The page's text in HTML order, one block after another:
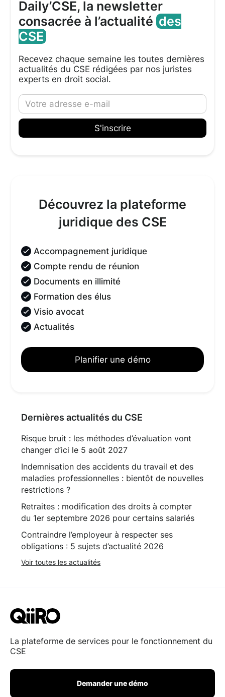
Daily’CSE, la newsletter
consacrée à l’actualitédes
CSE
Recevez chaque semaine les toutes dernières
actualités du CSE rédigées par nos juristes
experts en droit social.
Découvrez la plateforme
juridique des CSE
Accompagnement juridique
Compte rendu de réunion
Documents en illimité
Formation des élus
Visio avocat
Actualités
Planifier une démo
Dernières actualités du CSE
Risque bruit : les méthodes d’évaluation vont
changer d’ici le 5 août 2027
Indemnisation des accidents du travail et des
maladies professionnelles : bientôt de nouvelles
restrictions ?
Retraites : modification des droits à compter
du 1er septembre 2026 pour certains salariés
Contraindre l’employeur à respecter ses
obligations : 5 sujets d’actualité 2026
Voir toutes les actualités
La plateforme de services pour le fonctionnement du
CSE
Demander une démo